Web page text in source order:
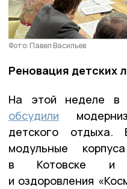
Фото: Павел Васильев
Реновация детских
На этой неделе в
обсудили
детского
модульные
в Котовске и
и оздоровления